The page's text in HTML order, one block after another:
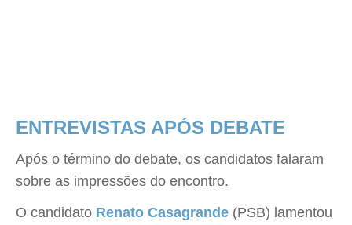
ENTREVISTAS APÓS DEBATE
Após o término do debate, os candidatos falaram
sobre as impressões do encontro.
O candidato Renato Casagrande (PSB) lamentou